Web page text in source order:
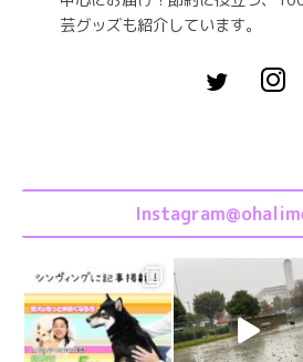
芸グッズも紹介しています。